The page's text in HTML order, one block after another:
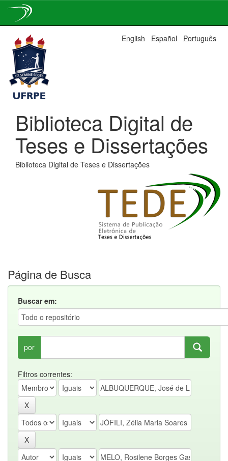
navigation
English Español Português
Biblioteca Digital de
Teses e Dissertações
Biblioteca Digital de Teses e Dissertações
Página de Busca
Buscar em:
por
Filtros correntes: